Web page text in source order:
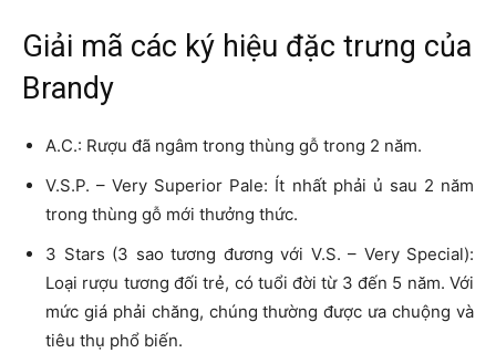
Giải mã các ký hiệu đặc trưng của
Brandy
A.C.: Rượu đã ngâm trong thùng gỗ trong 2 năm.
V.S.P. – Very Superior Pale: Ít nhất phải ủ sau 2 năm
trong thùng gỗ mới thưởng thức.
3 Stars (3 sao tương đương với V.S. – Very Special):
Loại rượu tương đối trẻ, có tuổi đời từ 3 đến 5 năm. Với
mức giá phải chăng, chúng thường được ưa chuộng và
tiêu thụ phổ biến.